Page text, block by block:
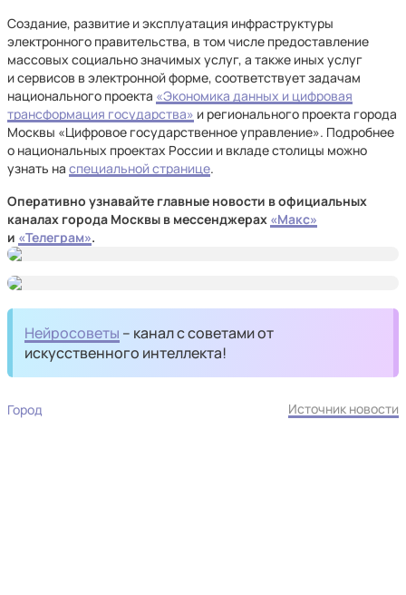
Создание, развитие и эксплуатация инфраструктуры
электронного правительства, в том числе предоставление
массовых социально значимых услуг, а также иных услуг
и сервисов в электронной форме, соответствует задачам
национального проекта «Экономика данных и цифровая
трансформация государства» и регионального проекта города
Москвы «Цифровое государственное управление». Подробнее
о национальных проектах России и вкладе столицы можно
узнать на специальной странице.
Оперативно узнавайте главные новости в официальных
каналах города Москвы в мессенджерах «Mакс»
и «Телеграм».
Нейросоветы – канал с советами от
искусственного интеллекта!
Город Источник новости